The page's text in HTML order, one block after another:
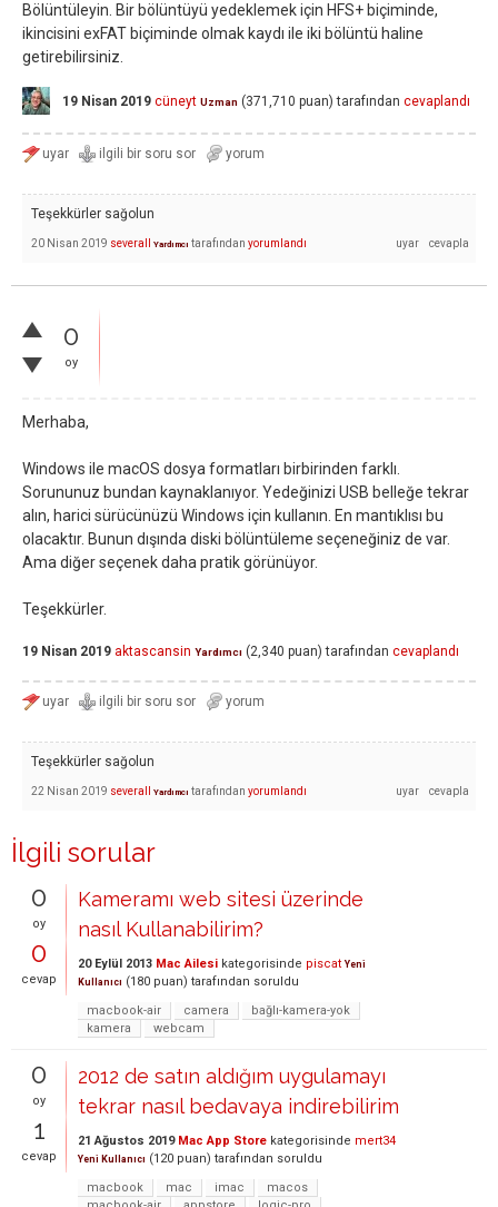
Bölüntüleyin. Bir bölüntüyü yedeklemek için HFS+ biçiminde,
ikincisini exFAT biçiminde olmak kaydı ile iki bölüntü haline
getirebilirsiniz.
19 Nisan 2019 cüneyt Uzman (371,710 puan) tarafından cevaplandı
Teşekkürler sağolun
20 Nisan 2019 severall Yardımcı tarafından yorumlandı
0
oy
Merhaba,
Windows ile macOS dosya formatları birbirinden farklı.
Sorununuz bundan kaynaklanıyor. Yedeğinizi USB belleğe tekrar
alın, harici sürücünüzü Windows için kullanın. En mantıklısı bu
olacaktır. Bunun dışında diski bölüntüleme seçeneğiniz de var.
Ama diğer seçenek daha pratik görünüyor.
Teşekkürler.
19 Nisan 2019 aktascansin Yardımcı (2,340 puan) tarafından cevaplandı
Teşekkürler sağolun
22 Nisan 2019 severall Yardımcı tarafından yorumlandı
İlgili sorular
0
oy
0
cevap
Kameramı web sitesi üzerinde
nasıl Kullanabilirim?
20 Eylül 2013 Mac Ailesi kategorisinde piscat Yeni
Kullanıcı (180 puan) tarafından soruldu
macbook-air
camera
bağlı-kamera-yok
kamera
webcam
0
oy
1
cevap
2012 de satın aldığım uygulamayı
tekrar nasıl bedavaya indirebilirim
21 Ağustos 2019 Mac App Store kategorisinde mert34
Yeni Kullanıcı (120 puan) tarafından soruldu
macbook
mac imac
macos